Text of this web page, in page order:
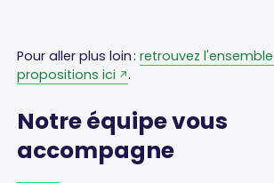
Pour aller plus loin :retrouvez
propositions ici
.
Notreéquipevous
accompagne